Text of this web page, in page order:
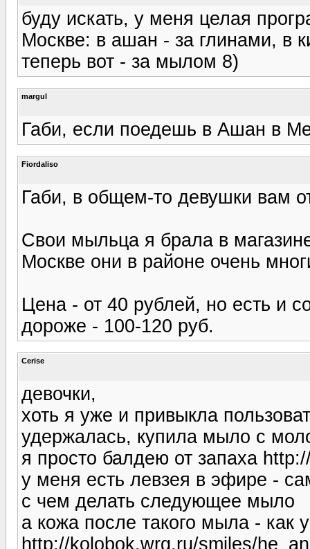
буду искать, у меня целая
Москве: в ашан - за глинами, в
теперь вот - за мылом 8)
margul
Габи, если поедешь в Ашан в
Fiordaliso
Габи, в общем-то девушки вам
Свои мыльца я брала в
Москве они в районе очень
Цена - от 40 рублей, но есть и
дороже - 100-120 руб.
Cerise
девочки,
хоть я уже и привыкла
удержалась, купила мыло с
я просто балдею от запаха
у меня есть левзея в эфире -
с чем делать следующее мыло
а кожа после такого мыла - как
http://kolobok.wrg.ru/smiles/